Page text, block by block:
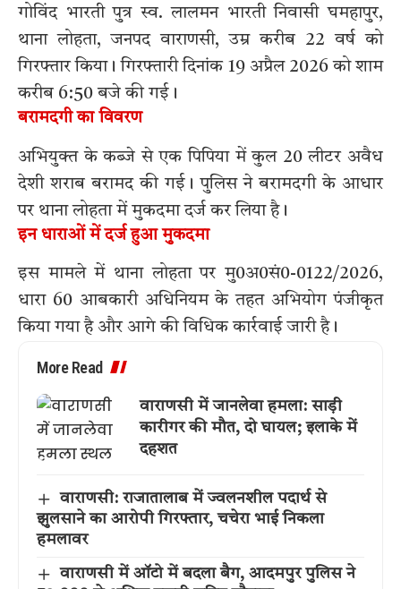
गोविंद भारती पुत्र स्व. लालमन भारती निवासी घमहापुर,
थाना लोहता, जनपद वाराणसी, उम्र करीब 22 वर्ष को
गिरफ्तार किया। गिरफ्तारी दिनांक 19 अप्रैल 2026 को शाम
करीब 6:50 बजे की गई।
बरामदगी का विवरण
अभियुक्त के कब्जे से एक पिपिया में कुल 20 लीटर अवैध
देशी शराब बरामद की गई। पुलिस ने बरामदगी के आधार
पर थाना लोहता में मुकदमा दर्ज कर लिया है।
इन धाराओं में दर्ज हुआ मुकदमा
इस मामले में थाना लोहता पर मु0अ0सं0-0122/2026,
धारा 60 आबकारी अधिनियम के तहत अभियोग पंजीकृत
किया गया है और आगे की विधिक कार्रवाई जारी है।
More Read
वाराणसी में जानलेवा हमला: साड़ी
कारीगर की मौत, दो घायल; इलाके में
दहशत
वाराणसी: राजातालाब में ज्वलनशील पदार्थ से
झुलसाने का आरोपी गिरफ्तार, चचेरा भाई निकला
हमलावर
वाराणसी में ऑटो में बदला बैग, आदमपुर पुलिस ने